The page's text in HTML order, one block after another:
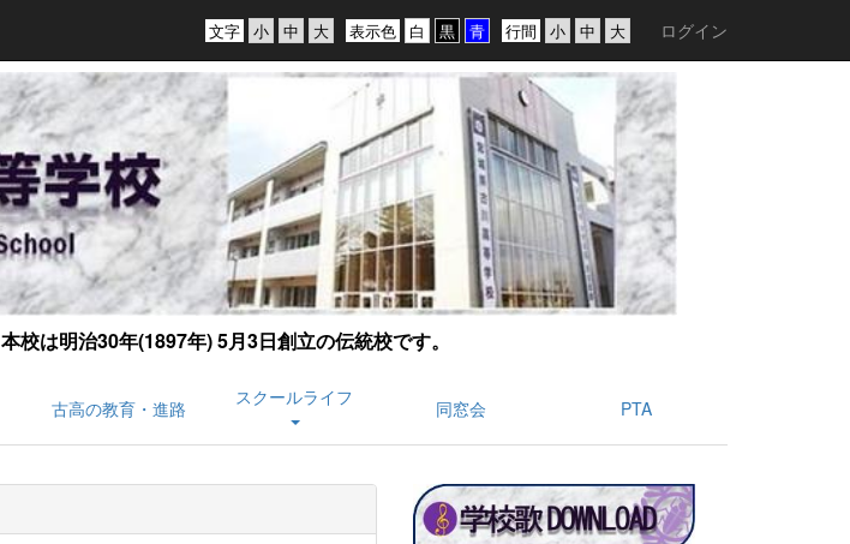
行間
表示色
文字 ログイン
本校は明治30年(1897年) 5月3日創立の伝統校です。
古高の教育・進路 スクールライフ 同窓会 PTA